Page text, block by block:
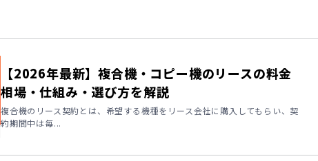
【2026年最新】複合機・コピー機のリースの料金
相場・仕組み・選び方を解説
複合機のリース契約とは、希望する機種をリース会社に購入してもらい、契
約期間中は毎...